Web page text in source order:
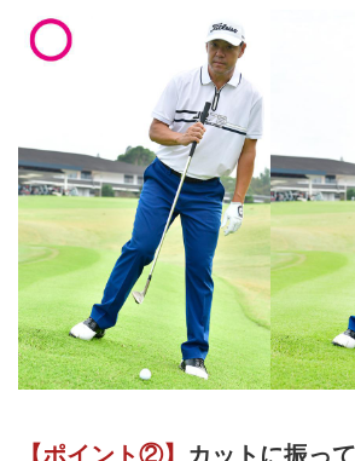
【ポイント②】 カットに振っ